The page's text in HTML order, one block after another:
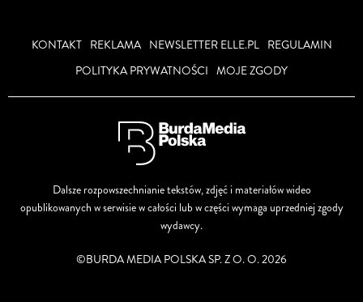
KONTAKT REKLAMA NEWSLETTER ELLE.PL
REGULAMIN
POLITYKA PRYWATNOŚCI MOJE ZGODY
Dalsze rozpowszechnianie tekstów, zdjęć i materiałów wideo
opublikowanych w serwisie w całości lub w części wymaga uprzedniej zgody
wydawcy.
©BURDA MEDIA POLSKA SP. Z O. O. 2026